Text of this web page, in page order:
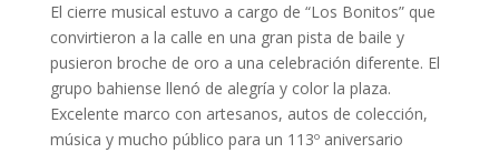
El cierre musical estuvo a cargo de “Los Bonitos” que
convirtieron a la calle en una gran pista de baile y
pusieron broche de oro a una celebración diferente. El
grupo bahiense llenó de alegría y color la plaza.
Excelente marco con artesanos, autos de colección,
música y mucho público para un 113º aniversario